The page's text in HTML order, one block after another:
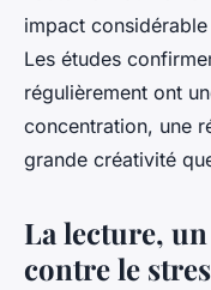
impact
Les études
régulièrement ont
concentration, une
grande créativité
La lecture,
contre le